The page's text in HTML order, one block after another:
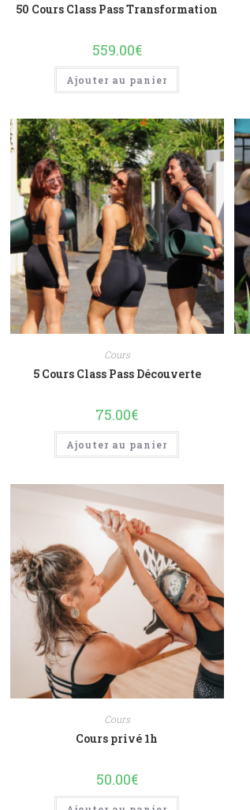
50 Cours Class Pass Transformation
559.00€
Ajouter au panier
Cours
5 Cours Class Pass Découverte
75.00€
Ajouter au panier
Cours
Cours privé 1h
50.00€